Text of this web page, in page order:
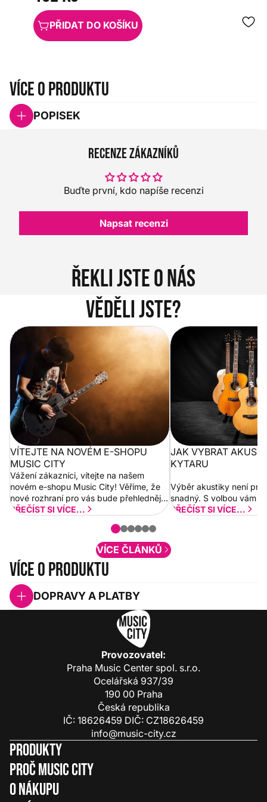
PŘIDAT DO KOŠÍKU
Více o produktu
POPISEK
Recenze zákazníků
Buďte první, kdo napíše recenzi
Napsat recenzi
Řekli jste o nás
Věděli jste?
Vítejte na novém e-shopu Music
City
VÍTEJTE NA NOVÉM E-SHOPU
MUSIC CITY
Vážení zákazníci, vítejte na našem
novém e-shopu Music City! Věříme, že
nové rozhraní pro vás bude přehlednější
a rychlejší. Postupně budeme přidávat
PŘEČÍST SI VÍCE...
Jak vybrat
JAK VYBRAT
KYTARU
Výběr akustiky není pro
snadný. S volbou vám
PŘEČÍST SI VÍCE...
VÍCE ČLÁNKŮ
Více o produktu
DOPRAVY A PLATBY
Provozovatel:
Praha Music Center spol. s.r.o.
Ocelářská 937/39
190 00 Praha
Česká republika
IČ: 18626459 DIČ: CZ18626459
info@music-city.cz
Produkty
Proč Music City
O nákupu